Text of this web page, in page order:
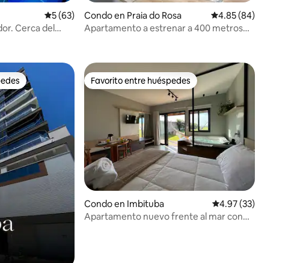
Calificación promedio: 5 de 5, 63 reseñas
5 (63)
Cerca del
Condo en Praia do Rosa Calificación
4.85 (84)
Apartamento a estrenar a 400 metros
preferido Favorito entre huéspedes
Favorito entre huéspedes
Condo en Imbituba Calificación
4.97 (33)
Apartamento nuevo frente al mar con